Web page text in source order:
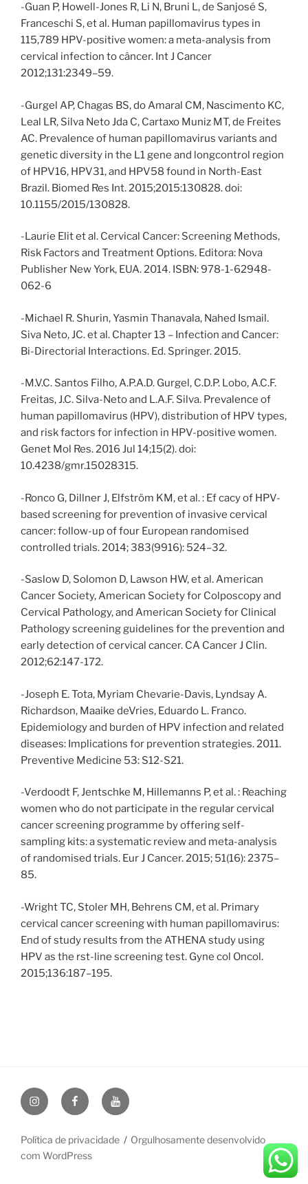
-Guan P, Howell-Jones R, Li N, Bruni L, de Sanjosé S,
Franceschi S, et al. Human papillomavirus types in
115,789 HPV-positive women: a meta-analysis from
cervical infection to câncer. Int J Cancer
2012;131:2349–59.
-Gurgel AP, Chagas BS, do Amaral CM, Nascimento KC,
Leal LR, Silva Neto Jda C, Cartaxo Muniz MT, de Freites
AC. Prevalence of human papillomavirus variants and
genetic diversity in the L1 gene and longcontrol region
of HPV16, HPV31, and HPV58 found in North-East
Brazil. Biomed Res Int. 2015;2015:130828. doi:
10.1155/2015/130828.
-Laurie Elit et al. Cervical Cancer: Screening Methods,
Risk Factors and Treatment Options. Editora: Nova
Publisher New York, EUA. 2014. ISBN: 978-1-62948-
062-6
-Michael R. Shurin, Yasmin Thanavala, Nahed Ismail.
Siva Neto, JC. et al. Chapter 13 – Infection and Cancer:
Bi-Directorial Interactions. Ed. Springer. 2015.
-M.V.C. Santos Filho, A.P.A.D. Gurgel, C.D.P. Lobo, A.C.F.
Freitas, J.C. Silva-Neto and L.A.F. Silva. Prevalence of
human papillomavirus (HPV), distribution of HPV types,
and risk factors for infection in HPV-positive women.
Genet Mol Res. 2016 Jul 14;15(2). doi:
10.4238/gmr.15028315.
-Ronco G, Dillner J, Elfström KM, et al. : Ef cacy of HPV-
based screening for prevention of invasive cervical
cancer: follow-up of four European randomised
controlled trials. 2014; 383(9916): 524–32.
-Saslow D, Solomon D, Lawson HW, et al. American
Cancer Society, American Society for Colposcopy and
Cervical Pathology, and American Society for Clinical
Pathology screening guidelines for the prevention and
early detection of cervical cancer. CA Cancer J Clin.
2012;62:147-172.
-Joseph E. Tota, Myriam Chevarie-Davis, Lyndsay A.
Richardson, Maaike deVries, Eduardo L. Franco.
Epidemiology and burden of HPV infection and related
diseases: Implications for prevention strategies. 2011.
Preventive Medicine 53: S12-S21.
-Verdoodt F, Jentschke M, Hillemanns P, et al. : Reaching
women who do not participate in the regular cervical
cancer screening programme by offering self-
sampling kits: a systematic review and meta-analysis
of randomised trials. Eur J Cancer. 2015; 51(16): 2375–
85.
-Wright TC, Stoler MH, Behrens CM, et al. Primary
cervical cancer screening with human papillomavirus:
End of study results from the ATHENA study using
HPV as the rst-line screening test. Gyne col Oncol.
2015;136:187–195.
InstagramFacebookYouTube
Política de privacidade
Orgulhosamente desenvolvido
com WordPress